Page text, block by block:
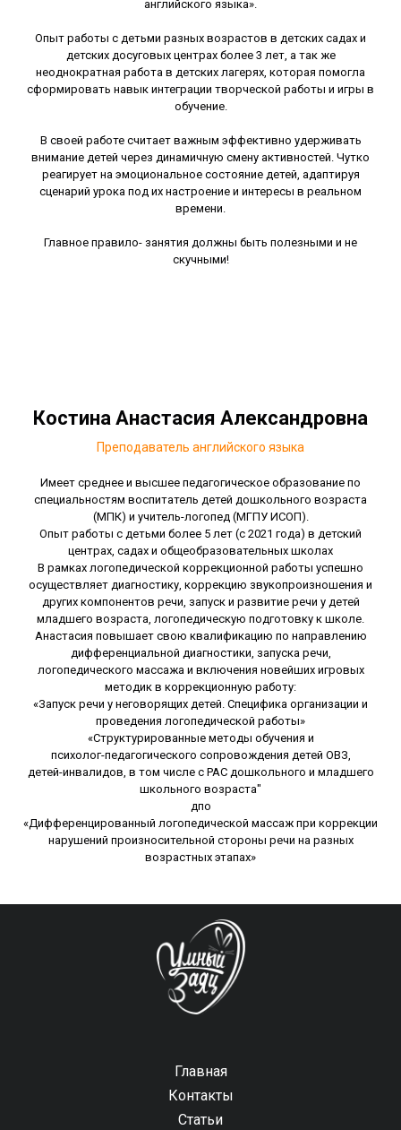
английского языка».
Опыт работы с детьми разных возрастов в детских садах и
детских досуговых центрах более 3 лет, а так же
неоднократная работа в детских лагерях, которая помогла
сформировать навык интеграции творческой работы и игры в
обучение.
В своей работе считает важным эффективно удерживать
внимание детей через динамичную смену активностей. Чутко
реагирует на эмоциональное состояние детей, адаптируя
сценарий урока под их настроение и интересы в реальном
времени.
Главное правило- занятия должны быть полезными и не
скучными!
Костина Анастасия Александровна
Преподаватель английского языка
Имеет среднее и высшее педагогическое образование по
специальностям воспитатель детей дошкольного возраста
(МПК) и учитель-логопед (МГПУ ИСОП).
Опыт работы с детьми более 5 лет (с 2021 года) в детский
центрах, садах и общеобразовательных школах
В рамках логопедической коррекционной работы успешно
осуществляет диагностику, коррекцию звукопроизношения и
других компонентов речи, запуск и развитие речи у детей
младшего возраста, логопедическую подготовку к школе.
Анастасия повышает свою квалификацию по направлению
дифференциальной диагностики, запуска речи,
логопедического массажа и включения новейших игровых
методик в коррекционную работу:
«Запуск речи у неговорящих детей. Специфика организации и
проведения логопедической работы»
«Структурированные методы обучения и
психолог-педагогического сопровождения детей ОВЗ,
детей-инвалидов, в том числе с РАС дошкольного и младшего
школьного возраста"
дпо
«Дифференцированный логопедической массаж при коррекции
нарушений произносительной стороны речи на разных
возрастных этапах»
Главная
Контакты
Статьи